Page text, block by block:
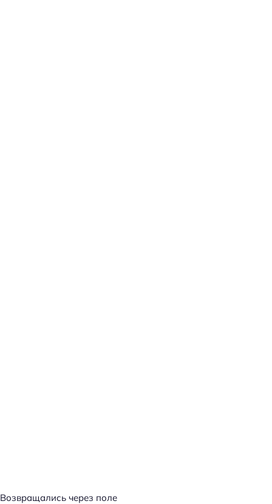
Возвращались через поле